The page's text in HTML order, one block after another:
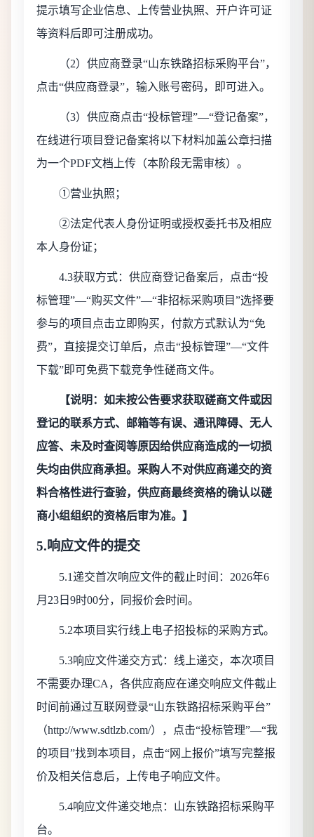
提示填写企业信息、上传营业执照、开户许可证
等资料后即可注册成功。
（2）供应商登录“山东铁路招标采购平台”，
点击“供应商登录”，输入账号密码，即可进入。
（3）供应商点击“投标管理”—“登记备案”，
在线进行项目登记备案将以下材料加盖公章扫描
为一个PDF文档上传（本阶段无需审核）。
①营业执照 ；
②法定代表人身份证明或授权委托书及相应
本人身份证；
4.3获取方式：供应商登记备案后，点击“投
标管理”—“购买文件”—“非招标采购项目”选择要
参与的项目点击立即购买，付款方式默认为“免
费”，直接提交订单后，点击“投标管理”—“文件
下载”即可免费下载竞争性磋商文件。
【说明：如未按公告要求获取磋商文件或因
登记的联系方式、邮箱等有误、通讯障碍、无人
应答、未及时查阅等原因给供应商造成的一切损
失均由供应商承担。采购人不对供应商递交的资
料合格性进行查验，供应商最终资格的确认以磋
商小组组织的资格后审为准。】
5.响应文件的提交
5.1递交首次响应文件的截止时间：2026年6
月 23 日 9时00分，同报价会时间。
5.2本项目实行线上电子招投标的采购方式。
5.3响应文件递交方式：线上递交，本次项目
不需要办理CA，各供应商应在递交响应文件截止
时间前通过互联网登录“山东铁路招标采购平台”
（http://www.sdtlzb.com/），点击“投标管理”—“我
的项目”找到本项目，点击“网上报价”填写完整报
价及相关信息后，上传电子响应文件。
5.4响应文件递交地点：山东铁路招标采购平
台。